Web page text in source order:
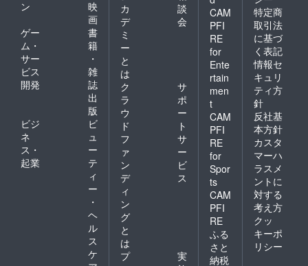
ン
映
画
ゲー
ム・
サー
ビス
開発
書
籍
・
雑
誌
出
版
ビジ
ネ
ス・
起業
ビ
ュ
ー
テ
ィ
ー
・
ヘ
ル
ス
ケ
カ
デ
ミ
ー
と
は
談
会
ク
ラ
ウ
ド
フ
ァ
ン
デ
ィ
ン
グ
と
は
サ
ポ
ー
ト
サ
ー
ビ
ス
プ
実
CAM
PFI
RE
for
Ente
rtain
men
t
CAM
PFI
RE
for
Spor
ts
CAM
PFI
RE
ふる
さと
納税
特定商
取引法
に基づ
く表記
情報セ
キュリ
ティ方
針
反社基
本方針
カスタ
マーハ
ラスメ
ントに
対する
考え方
クッ
キーポ
リシー